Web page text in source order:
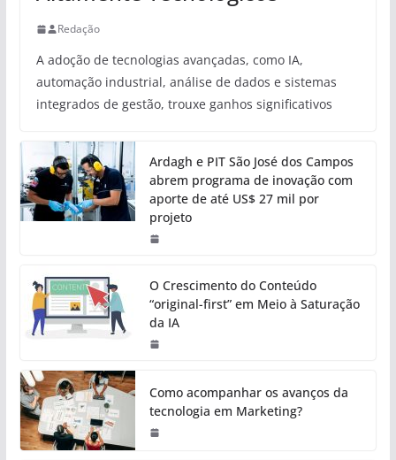
Redação
A adoção de tecnologias avançadas, como IA,
automação industrial, análise de dados e sistemas
integrados de gestão, trouxe ganhos significativos
Ardagh e PIT São José dos Campos
abrem programa de inovação com
aporte de até US$ 27 mil por
projeto
O Crescimento do Conteúdo
“original-first” em Meio à Saturação
da IA
Como acompanhar os avanços da
tecnologia em Marketing?